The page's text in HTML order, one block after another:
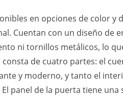
en opciones de color
Cuentan con un diseño
ni tornillos metálicos, lo
de cuatro partes: el
y moderno, y tanto el
panel de la puerta tiene